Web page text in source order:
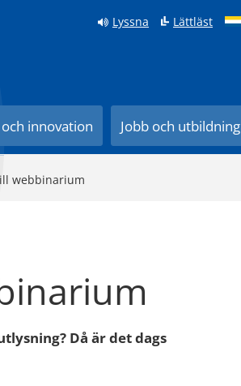
Lyssna Lättläst
innovation Jobb och utbildning
webbinarium
Då är det dags